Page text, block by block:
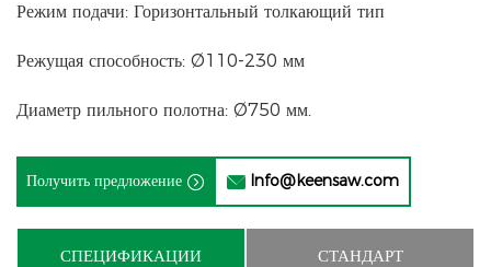
Режим подачи: Горизонтальный толкающий тип
Режущая способность: Ø110-230 мм
Диаметр пильного полотна: Ø750 мм.
Получить предложение   Info@keensaw.com
СПЕЦИФИКАЦИИ СТАНДАРТ